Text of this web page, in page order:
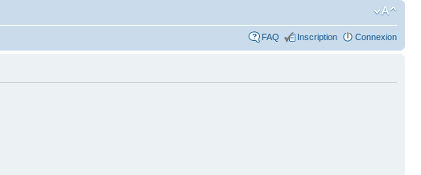
FAQ Inscription Connexion